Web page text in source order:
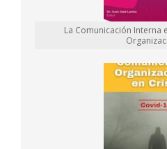
La Comunicación Interna